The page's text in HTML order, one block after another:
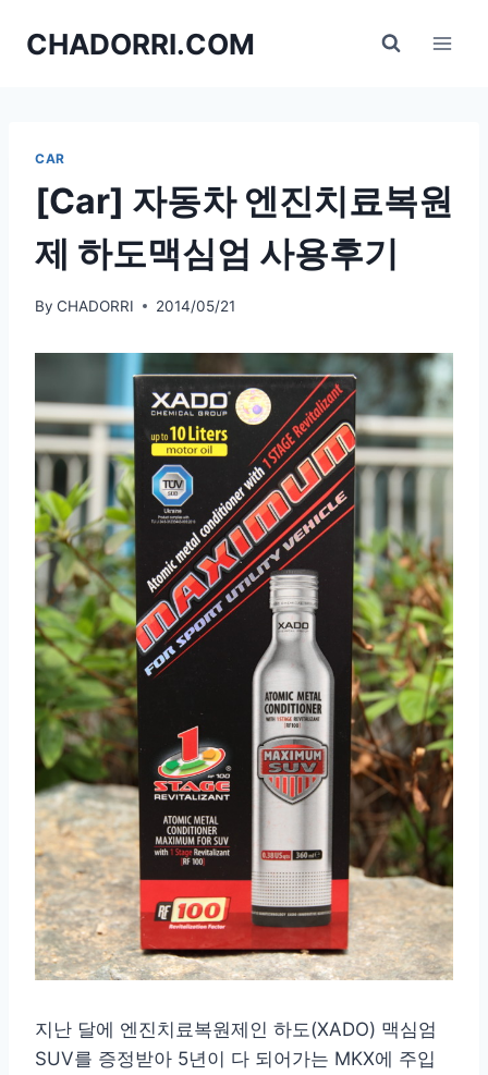
CHADORRI.COM
CAR
[Car] 자동차 엔진치료복원
제 하도맥심엄 사용후기
By CHADORRI 2014/05/21
지난 달에 엔진치료복원제인 하도(XADO) 맥심엄
SUV를 증정받아 5년이 다 되어가는 MKX에 주입